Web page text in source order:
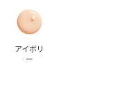
アイボリ
ー